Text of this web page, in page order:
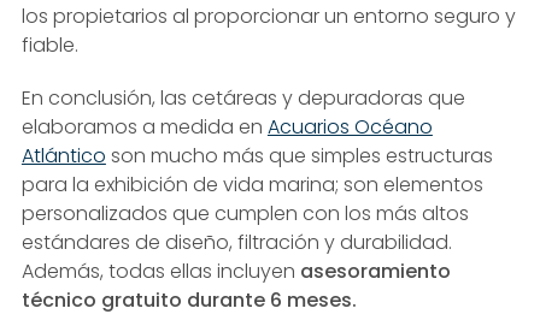
los propietarios al proporcionar un entorno seguro y
fiable.
En conclusión, las cetáreas y depuradoras que
elaboramos a medida en Acuarios Océano
Atlántico son mucho más que simples estructuras
para la exhibición de vida marina; son elementos
personalizados que cumplen con los más altos
estándares de diseño, filtración y durabilidad.
Además, todas ellas incluyen asesoramiento
técnico gratuito durante 6 meses.